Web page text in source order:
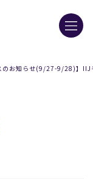
のお知らせ(9/27-9/28)】